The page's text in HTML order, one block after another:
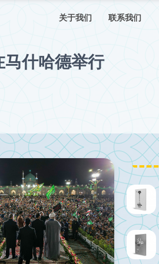
关于我们 联系我们
什哈德举行